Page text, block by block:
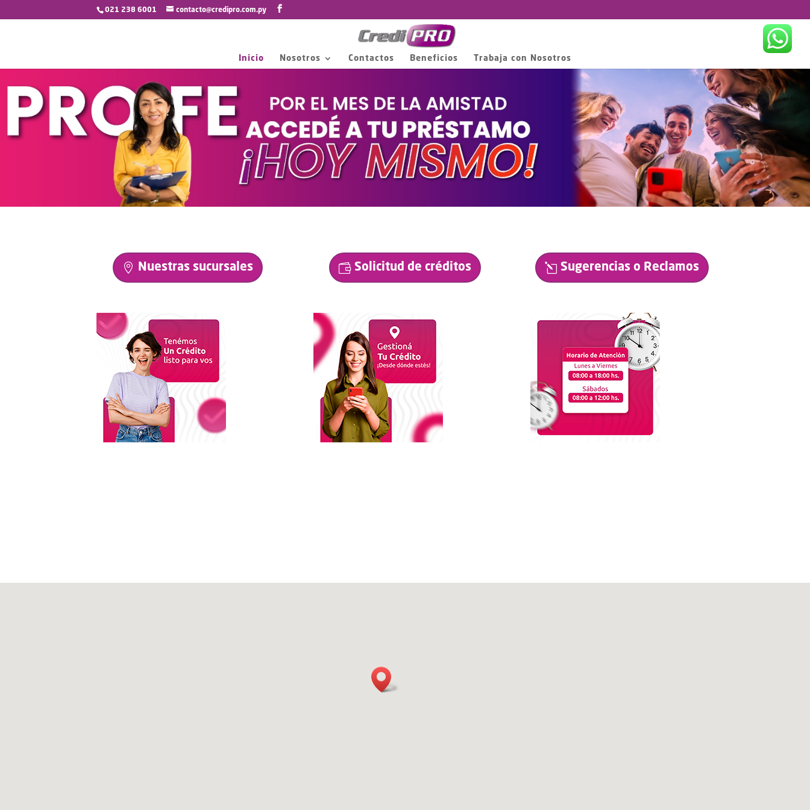
021 238 6001 contacto@credipro.com.py
Inicio Nosotros Contactos Beneficios Trabaja con Nosotros
Nuestras sucursales Solicitud de créditos Sugerencias o Reclamos